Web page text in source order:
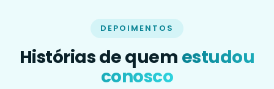
DEPOIMENTOS
Histórias de quem estudou
conosco